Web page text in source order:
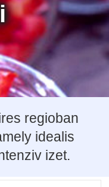
regioban
idealis
izet.